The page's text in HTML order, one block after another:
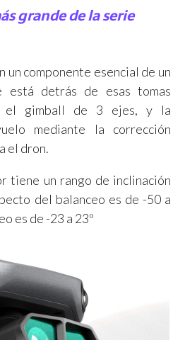
grande de la serie
un componente esencial de un
está detrás de esas tomas
el gimball de 3 ejes, y la
mediante la corrección
el dron.
tiene un rango de inclinación
del balanceo es de -50 a
es de -23 a 23º